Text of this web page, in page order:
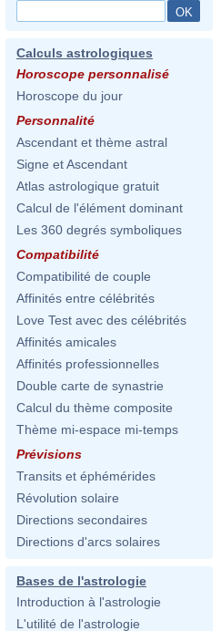
Calculs astrologiques
Horoscope personnalisé
Horoscope du jour
Personnalité
Ascendant et thème astral
Signe et Ascendant
Atlas astrologique gratuit
Calcul de l'élément dominant
Les 360 degrés symboliques
Compatibilité
Compatibilité de couple
Affinités entre célébrités
Love Test avec des célébrités
Affinités amicales
Affinités professionnelles
Double carte de synastrie
Calcul du thème composite
Thème mi-espace mi-temps
Prévisions
Transits et éphémérides
Révolution solaire
Directions secondaires
Directions d'arcs solaires
Bases de l'astrologie
Introduction à l'astrologie
L'utilité de l'astrologie